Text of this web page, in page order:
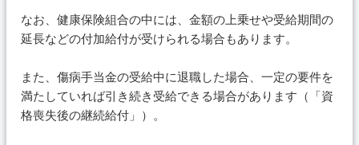
なお、健康保険組合の中には、金額の上乗せや受給期間の
延長などの付加給付が受けられる場合もあります。
また、傷病手当金の受給中に退職した場合、一定の要件を
満たしていれば引き続き受給できる場合があります（「資
格喪失後の継続給付」）。